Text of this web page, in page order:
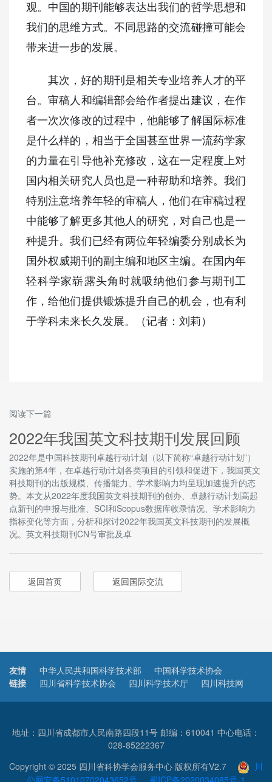
观。中国的期刊能够表达出我们的哲学思想和
我们的思维方式。不同思路的交流碰撞可能会
带来进一步的发展。
其次，好的期刊是相关专业培养人才的平
台。审稿人和编辑部会给作者提出建议，在作
者一次次修改的过程中，他能够了解国际标准
是什么样的，相当于全国甚至世界一流药学家
的力量在引导他补充修改，这在一定程度上对
国内相关研究人员也是一种帮助和培养。我们
特别注意培养年轻的审稿人，他们在审稿过程
中能够了解更多其他人的研究，对自己也是一
种提升。我们已经有两位年轻编委分别成长为
国外权威期刊的副主编和地区主编。在国内年
轻科学家崭露头角时就吸纳他们参与期刊工
作，给他们提供锻炼提升自己的机会，也有利
于学科未来长久发展。（记者：刘莉）
阅读下一篇
2022年我国英文科技期刊发展回顾
2022年是中国科技期刊卓越行动计划（以下简称“卓越行动计划”）
实施的第4年，在卓越行动计划各类项目的引领和促进下，我国英文
科技期刊的出版规模、传播能力、学术影响力均呈现加速提升的态
势。本文从2022年度我国英文科技期刊的创办、卓越行动计划高起
点新刊的申报与批准、SCI和Scopus数据库收录情况、学术影响力
指标变化等方面，分析和探讨2022年我国英文科技期刊的发展概
况。英文科技期刊CN号审批及卓
返回首页 返回国际交流
友情
链接
中华人民共和国科学技术部
中国科学技术协会
四川省科学技术协会
四川科学技术厅 四川科技网
地址：四川省成都市人民南路四段11号 邮编：610041 中心电话：
028-85222367
Copyright © 2025 四川省科协学会服务中心 版权所有V2.7
川